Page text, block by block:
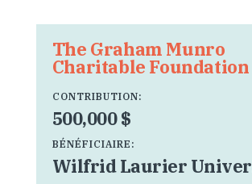
The Graham Munro
Charitable Foundation
CONTRIBUTION:
500,000 $
BÉNÉFICIAIRE:
Wilfrid Laurier